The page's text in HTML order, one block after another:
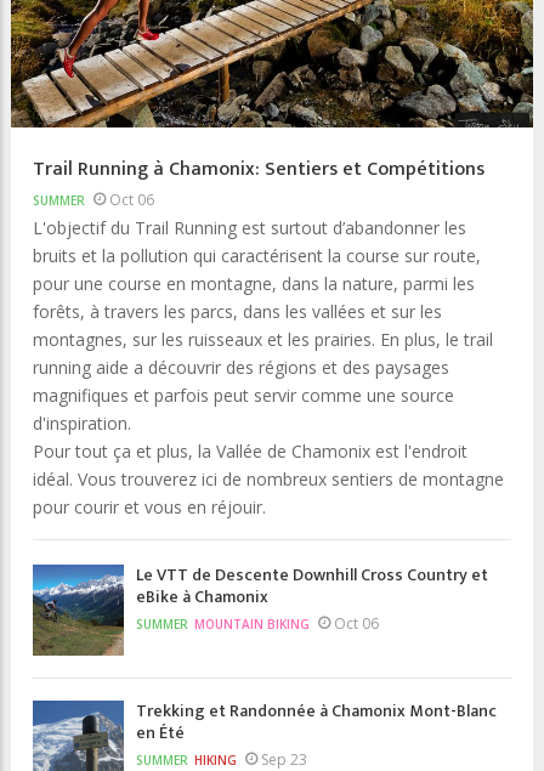
Trail Running à Chamonix: Sentiers et Compétitions
SUMMER Oct 06
L'objectif du Trail Running est surtout d’abandonner les
bruits et la pollution qui caractérisent la course sur route,
pour une course en montagne, dans la nature, parmi les
forêts, à travers les parcs, dans les vallées et sur ​​les
montagnes, sur les ruisseaux et les prairies. En plus, le trail
running aide a découvrir des régions et des paysages
magnifiques et parfois peut servir comme une source
d'inspiration.
Pour tout ça et plus, la Vallée de Chamonix est l'endroit
idéal. Vous trouverez ici de nombreux sentiers de montagne
pour courir et vous en réjouir.
Le VTT de Descente Downhill Cross Country et
eBike à Chamonix
SUMMER MOUNTAIN BIKING Oct 06
Trekking et Randonnée à Chamonix Mont-Blanc
en Été
SUMMER HIKING Sep 23